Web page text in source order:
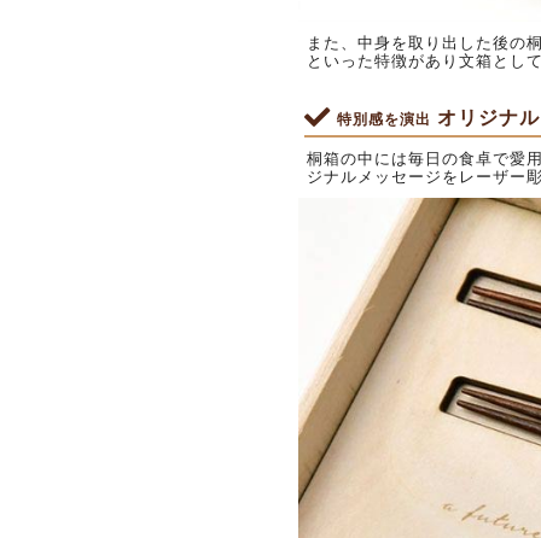
また、中身を取り出した後の
といった特徴があり文箱とし
特別感を演出 オリジナ
桐箱の中には毎日の食卓で愛
ジナルメッセージをレーザー